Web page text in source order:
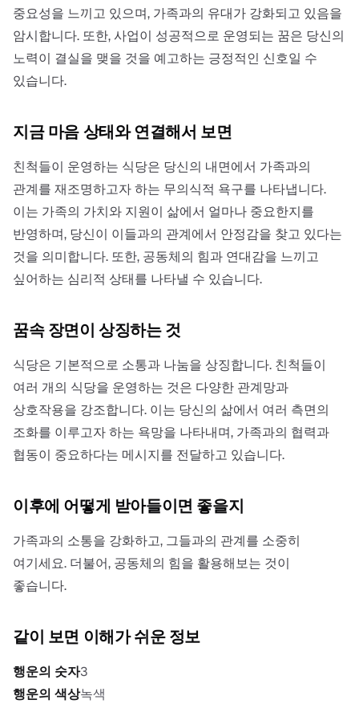
중요성을 느끼고 있으며, 가족과의 유대가 강화되고 있음을
암시합니다. 또한, 사업이 성공적으로 운영되는 꿈은 당신의
노력이 결실을 맺을 것을 예고하는 긍정적인 신호일 수
있습니다.
지금 마음 상태와 연결해서 보면
친척들이 운영하는 식당은 당신의 내면에서 가족과의
관계를 재조명하고자 하는 무의식적 욕구를 나타냅니다.
이는 가족의 가치와 지원이 삶에서 얼마나 중요한지를
반영하며, 당신이 이들과의 관계에서 안정감을 찾고 있다는
것을 의미합니다. 또한, 공동체의 힘과 연대감을 느끼고
싶어하는 심리적 상태를 나타낼 수 있습니다.
꿈속 장면이 상징하는 것
식당은 기본적으로 소통과 나눔을 상징합니다. 친척들이
여러 개의 식당을 운영하는 것은 다양한 관계망과
상호작용을 강조합니다. 이는 당신의 삶에서 여러 측면의
조화를 이루고자 하는 욕망을 나타내며, 가족과의 협력과
협동이 중요하다는 메시지를 전달하고 있습니다.
이후에 어떻게 받아들이면 좋을지
가족과의 소통을 강화하고, 그들과의 관계를 소중히
여기세요. 더불어, 공동체의 힘을 활용해보는 것이
좋습니다.
같이 보면 이해가 쉬운 정보
행운의 숫자3
행운의 색상녹색